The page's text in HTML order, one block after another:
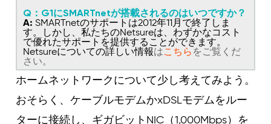
Q：G1にSMARTnetが搭載されるのはいつですか？
A: SMARTnetのサポートは2012年11月で終了しま
す。しかし、私たちのNetsureは、わずかなコスト
で優れたサポートを提供することができます。
Netsureについての詳しい情報はこちら をご覧くだ
さい。
ホームネットワークについて少し考えてみよう。
おそらく、ケーブルモデムかxDSLモデムをルー
ターに接続し、ギガビットNIC（1,000Mbps）を